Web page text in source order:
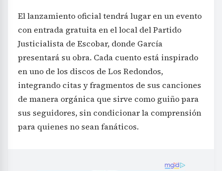
El lanzamiento oficial tendrá lugar en un evento
con entrada gratuita en el local del Partido
Justicialista de Escobar, donde García
presentará su obra. Cada cuento está inspirado
en uno de los discos de Los Redondos,
integrando citas y fragmentos de sus canciones
de manera orgánica que sirve como guiño para
sus seguidores, sin condicionar la comprensión
para quienes no sean fanáticos.